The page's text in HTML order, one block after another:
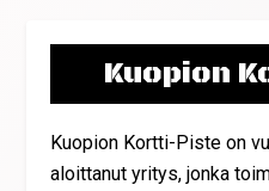
Kuopion
Kuopion Kortti-Piste on
aloittanut yritys, jonka